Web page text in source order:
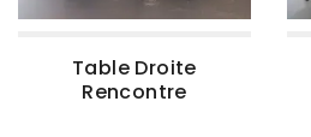
Table Droite
Rencontre